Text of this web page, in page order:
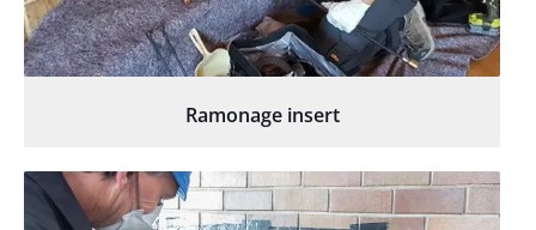
Ramonage insert